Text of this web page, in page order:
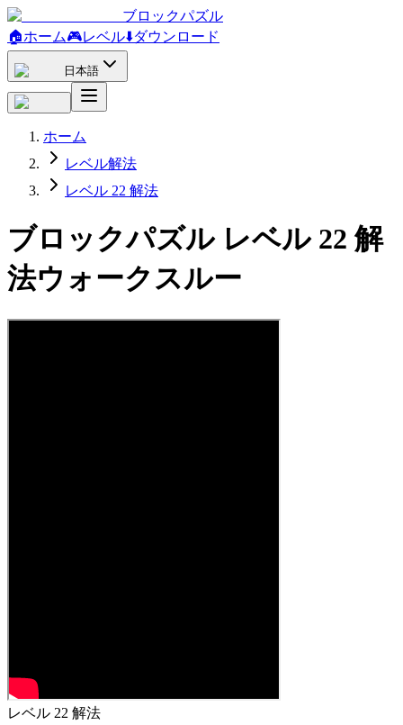
ブロックパズル
🏠ホーム🎮レベル⬇️ダウンロード
日本語
ホーム
レベル解法
レベル 22 解法
ブロックパズル レベル 22 解
法ウォークスルー
レベル 22 解法